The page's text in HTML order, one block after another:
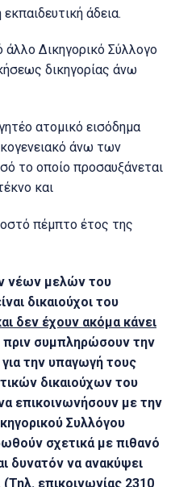
άδεια.
άλλο Δικηγορικό Σύλλογο
δικηγορίας άνω
ατομικό εισόδημα
άνω των
το οποίο προσαυξάνεται
και
πέμπτο έτος της
νέων μελών του
δικαιούχοι του
δεν έχουν ακόμα κάνει
πριν συμπληρώσουν την
για την υπαγωγή τους
δικαιούχων του
επικοινωνήσουν με την
Συλλόγου
σχετικά με πιθανό
δυνατόν να ανακύψει
επικοινωνίας 2310